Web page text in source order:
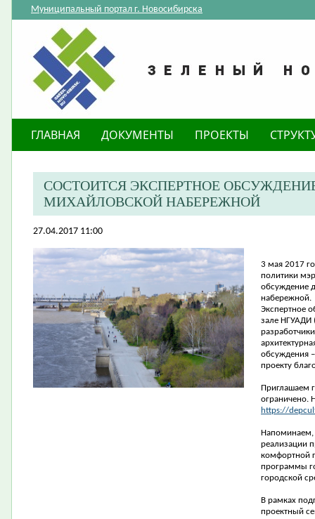
Муниципальный портал г. Новосибирска
ГЛАВНАЯ ДОКУМЕНТЫ ПРОЕКТЫ
СОСТОИТСЯ ЭКСПЕРТНОЕ
МИХАЙЛОВСКОЙ НАБЕРЕЖНОЙ
27.04.2017 11:00
3 мая 2017
политики
обсуждение
набережной.
Экспертное
зале НГУАДИ
обсуждения
проекту
Приглашаем
ограничено.
https://
Напоминаем,
реализации
комфортной
программы
городской
В рамках
проектный